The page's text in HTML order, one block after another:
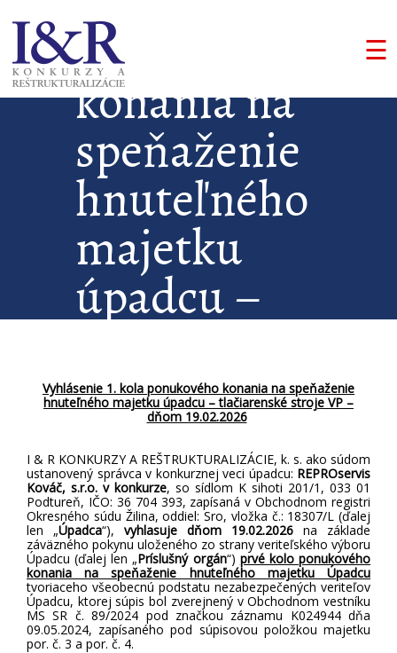
☰
ponukového
konania na
speňaženie
hnuteľného
majetku
úpadcu –
stroje VP –
dňom
19.02.2026
Vyhlásenie 1. kola ponukového konania na speňaženie
hnuteľného majetku úpadcu – tlačiarenské stroje VP –
dňom 19.02.2026
I & R KONKURZY A REŠTRUKTURALIZÁCIE, k. s. ako súdom
ustanovený správca v konkurznej veci úpadcu: REPROservis
Kováč, s.r.o. v konkurze, so sídlom K sihoti 201/1, 033 01
Podtureň, IČO: 36 704 393, zapísaná v Obchodnom registri
Okresného súdu Žilina, oddiel: Sro, vložka č.: 18307/L (ďalej
len „Úpadca“), vyhlasuje dňom 19.02.2026 na základe
záväzného pokynu uloženého zo strany veriteľského výboru
Úpadcu (ďalej len „Príslušný orgán“) prvé kolo ponukového
konania na speňaženie hnuteľného majetku Úpadcu
tvoriaceho všeobecnú podstatu nezabezpečených veriteľov
Úpadcu, ktorej súpis bol zverejnený v Obchodnom vestníku
MS SR č. 89/2024 pod značkou záznamu K024944 dňa
09.05.2024, zapísaného pod súpisovou položkou majetku
por. č. 3 a por. č. 4.